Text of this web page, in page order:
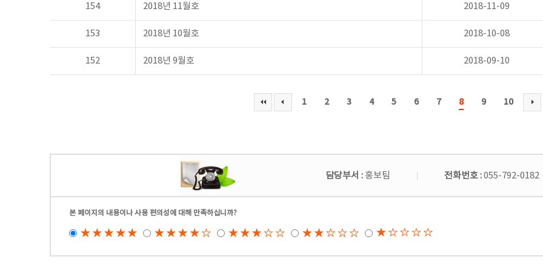
154 2018년 11월호 2018-11-09
153 2018년 10월호 2018-10-08
152 2018년 9월호 2018-09-10
1 2 3 4 5 6 7 8 9 10
담당부서 : 홍보팀 전화번호 :055-792-0182
본 페이지의 내용이나 사용 편의성에 대해 만족하십니까?